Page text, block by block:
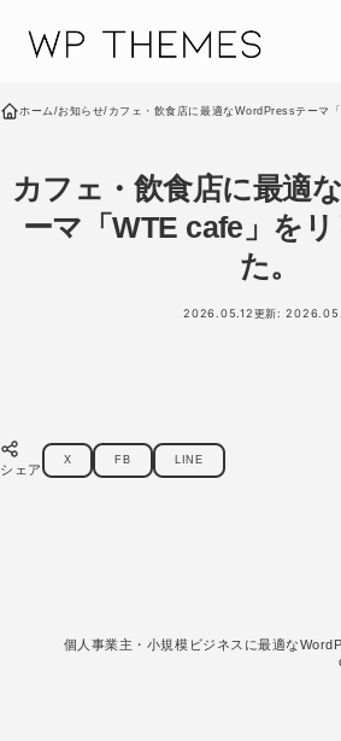
ホーム /お知らせ/ カフェ・飲食店に最適なWordPressテーマ
カフェ・飲食店に最適
ーマ「WTE cafe」を
た。
2026.05.12更新:
シェア
X FB LINE
個人事業主・小規模ビジネスに最適な